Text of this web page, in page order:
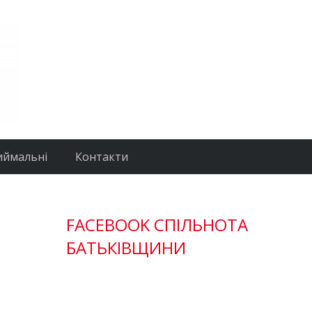
Контакти
FACEBOOK СПІЛЬНОТА
БАТЬКІВЩИНИ